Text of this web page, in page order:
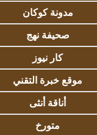
مدونة كوكان
صحيفة نهج
كار نيوز
موقع خبرة التقني
أناقة أنثى
متورخ